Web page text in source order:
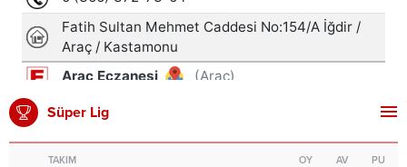
Süper Lig
TAKIM OY AV PU